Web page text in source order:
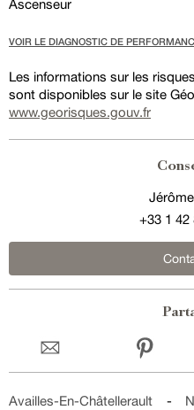
Ascenseur
VOIR LE DIAGNOSTIC DE
Les informations sur les
sont disponibles sur le site
www.georisques.gouv.fr
+33 1 42
Availles-En-Châtellerault -